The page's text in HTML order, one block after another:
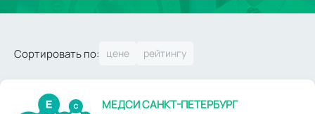
Сортировать по:
МЕДСИ САНКТ-ПЕТЕРБУРГ